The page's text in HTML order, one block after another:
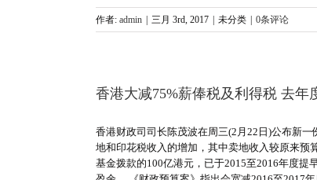
作者: admin 三月 3rd, 2017 未分类 0条评论
香港大减75%薪俸税及利得税 去年
香港财政司司长陈茂波在周三(2月22日)公布新
地和印花税收入的增加，其中卖地收入较原来预
基金拨款的100亿港元，已于2015至2016年度提